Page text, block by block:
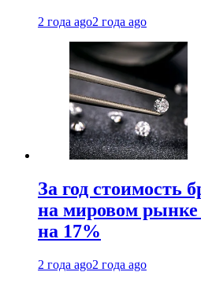
2 года ago2 года ago
За год стоимость
на мировом рынке
на 17%
2 года ago2 года ago